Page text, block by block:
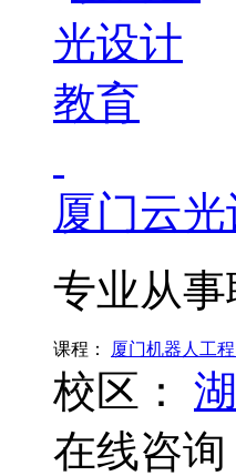
厦门云
专业从事
课程： 厦门机器人工程
校区：
在线咨询